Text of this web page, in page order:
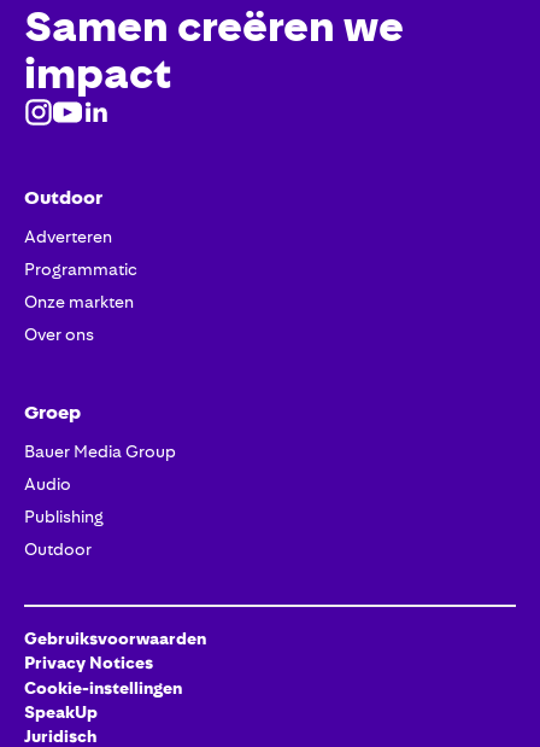
Samen creëren we
impact
Outdoor
Adverteren
Programmatic
Onze markten
Over ons
Groep
Bauer Media Group
Audio
Publishing
Outdoor
Gebruiksvoorwaarden
Privacy Notices
Cookie-instellingen
SpeakUp
Juridisch